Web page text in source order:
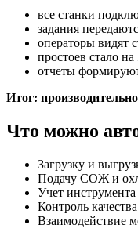
все станки
задания
операторы видят
простоев стало
отчеты
Итог:
Что можно
Загрузку и
Подачу СОЖ и
Учет инструмента
Контроль
Взаимодействие